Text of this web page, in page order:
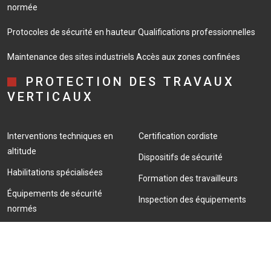
normée
Protocoles de sécurité en hauteurQualifications professionnelles
Maintenance des sites industriels Accès aux zones confinées
PROTECTION DES TRAVAUX
VERTICAUX
Interventions techniques en
altitude
Habilitations spécialisées
Équipements de sécurité
normés
Certification cordiste
Dispositifs de sécurité
Formation des travailleurs
Inspection des équipements